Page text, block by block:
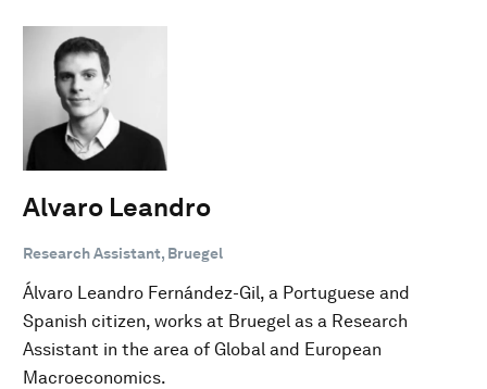
Alvaro Leandro
Research Assistant, Bruegel
Álvaro Leandro Fernández-Gil, a Portuguese and
Spanish citizen, works at Bruegel as a Research
Assistant in the area of Global and European
Macroeconomics.